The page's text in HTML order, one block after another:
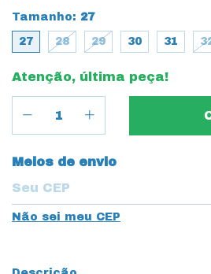
Tamanho: 27
27 28 29 30 31
Atenção, última peça!
Entregas para o CEP:
Meios de envio
Não sei meu CEP